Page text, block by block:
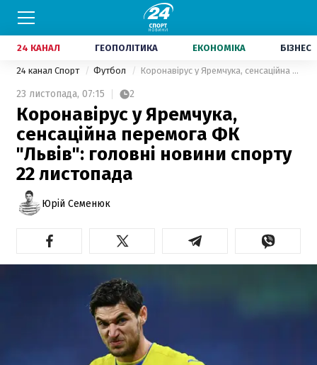
24 КАНАЛ ГЕОПОЛІТИКА ЕКОНОМІКА БІЗНЕС
24 канал Спорт Футбол Коронавірус у Яремчука, сенсаційна перемога ФК "Львів": головні новини спорту 22 листопада
23 листопада, 07:15 2
Коронавірус у Яремчука,
сенсаційна перемога ФК
"Львів": головні новини спорту
22 листопада
Юрій Семенюк